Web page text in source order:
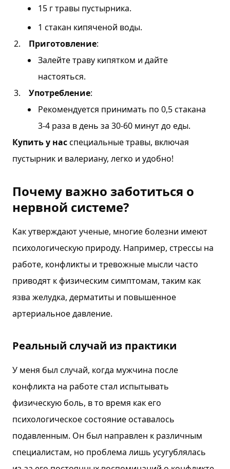
15 г травы пустырника.
1 стакан кипяченой воды.
Приготовление:
Залейте траву кипятком и дайте
настояться.
Употребление:
Рекомендуется принимать по 0,5 стакана
3-4 раза в день за 30-60 минут до еды.
Купить у насспециальные травы, включая
пустырник и валериану, легко и удобно!
Почему важно заботиться о
нервной системе?
Как утверждают ученые, многие болезни имеют
психологическую природу. Например, стрессы на
работе, конфликты и тревожные мысли часто
приводят к физическим симптомам, таким как
язва желудка, дерматиты и повышенное
артериальное давление.
Реальный случай из практики
У меня был случай, когда мужчина после
конфликта на работе стал испытывать
физическую боль, в то время как его
психологическое состояние оставалось
подавленным. Он был направлен к различным
специалистам, но проблема лишь усугублялась